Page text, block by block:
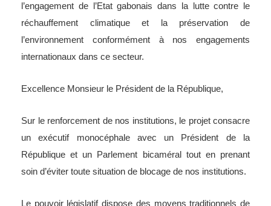
l’engagement de l’Etat gabonais dans la lutte contre le
réchauffement climatique et la préservation de
l’environnement conformément à nos engagements
internationaux dans ce secteur.
Excellence Monsieur le Président de la République,
Sur le renforcement de nos institutions, le projet consacre
un exécutif monocéphale avec un Président de la
République et un Parlement bicaméral tout en prenant
soin d’éviter toute situation de blocage de nos institutions.
Le pouvoir législatif dispose des moyens traditionnels de